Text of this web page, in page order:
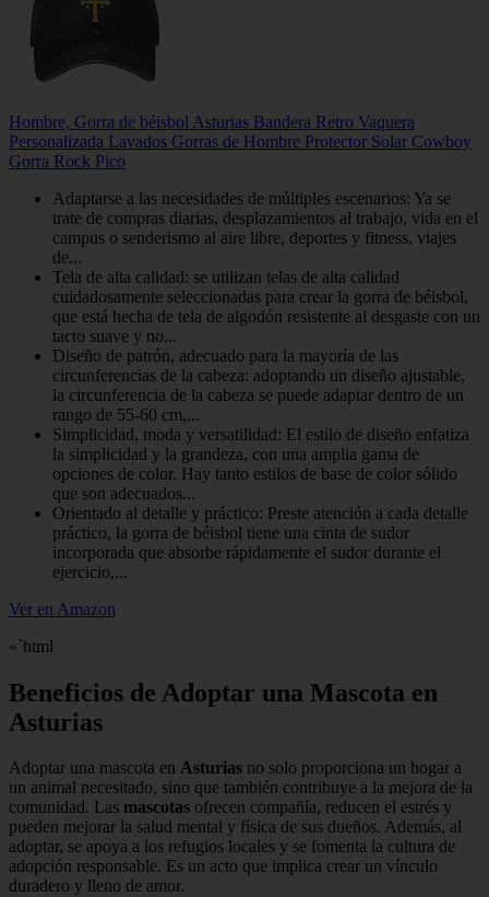
Hombre, Gorra de béisbol Asturias Bandera Retro Vaquera
Personalizada Lavados Gorras de Hombre Protector Solar Cowboy
Gorra Rock Pico
Adaptarse a las necesidades de múltiples escenarios: Ya se
trate de compras diarias, desplazamientos al trabajo, vida en el
campus o senderismo al aire libre, deportes y fitness, viajes
de...
Tela de alta calidad: se utilizan telas de alta calidad
cuidadosamente seleccionadas para crear la gorra de béisbol,
que está hecha de tela de algodón resistente al desgaste con un
tacto suave y no...
Diseño de patrón, adecuado para la mayoría de las
circunferencias de la cabeza: adoptando un diseño ajustable,
la circunferencia de la cabeza se puede adaptar dentro de un
rango de 55-60 cm,...
Simplicidad, moda y versatilidad: El estilo de diseño enfatiza
la simplicidad y la grandeza, con una amplia gama de
opciones de color. Hay tanto estilos de base de color sólido
que son adecuados...
Orientado al detalle y práctico: Preste atención a cada detalle
práctico, la gorra de béisbol tiene una cinta de sudor
incorporada que absorbe rápidamente el sudor durante el
ejercicio,...
Ver en Amazon
«`html
Beneficios de Adoptar una Mascota en
Asturias
Adoptar una mascota en Asturias no solo proporciona un hogar a
un animal necesitado, sino que también contribuye a la mejora de la
comunidad. Las mascotas ofrecen compañía, reducen el estrés y
pueden mejorar la salud mental y física de sus dueños. Además, al
adoptar, se apoya a los refugios locales y se fomenta la cultura de
adopción responsable. Es un acto que implica crear un vínculo
duradero y lleno de amor.